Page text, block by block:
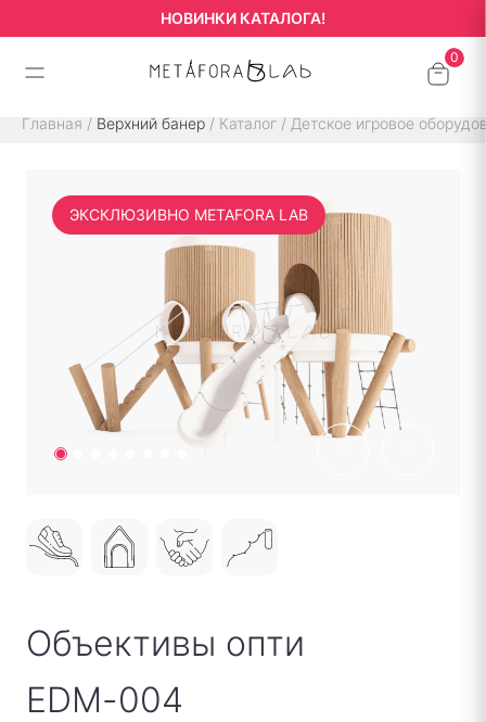
НОВИНКИ КАТАЛОГА!
Главная / Верхний банер / Каталог / Детское игровое
ЭКСКЛЮЗИВНО METAFORA LAB
Объективы опти
EDM-004